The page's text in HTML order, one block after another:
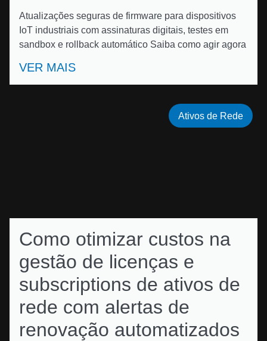
Atualizações seguras de firmware para dispositivos
IoT industriais com assinaturas digitais, testes em
sandbox e rollback automático Saiba como agir agora
VER MAIS
Como otimizar custos na
gestão de licenças e
subscriptions de ativos de
rede com alertas de
renovação automatizados
Ativos de Rede